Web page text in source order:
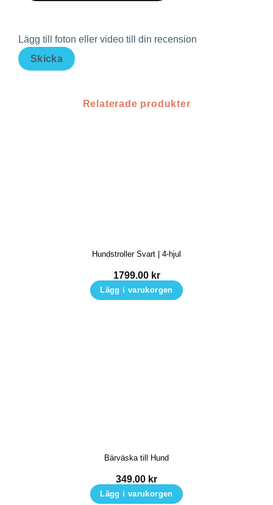
Lägg till foton eller video till din recension
Skicka
Relaterade produkter
Hundstroller Svart | 4-hjul
1799.00 kr
Lägg i varukorgen
Bärväska till Hund
349.00 kr
Lägg i varukorgen